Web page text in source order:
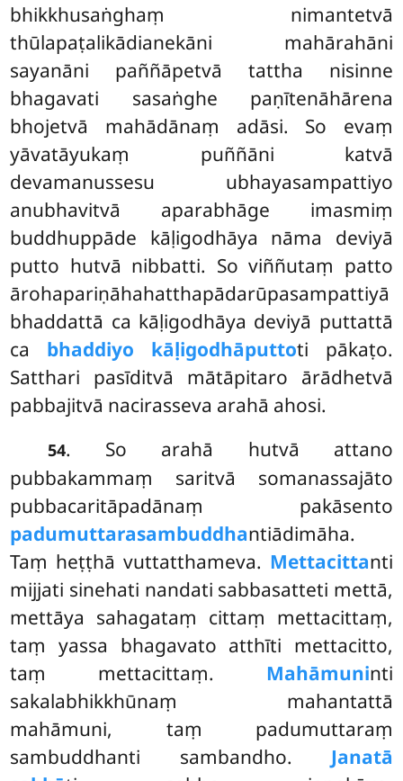
bhikkhusaṅghaṃ nimantetvā
thūlapaṭalikādianekāni mahārahāni
sayanāni paññāpetvā tattha nisinne
bhagavati sasaṅghe paṇītenāhārena
bhojetvā mahādānaṃ adāsi. So evaṃ
yāvatāyukaṃ puññāni katvā
devamanussesu ubhayasampattiyo
anubhavitvā aparabhāge imasmiṃ
buddhuppāde kāḷigodhāya nāma deviyā
putto hutvā nibbatti. So viññutaṃ patto
ārohapariṇāhahatthapādarūpasampattiyā
bhaddattā ca kāḷigodhāya deviyā puttattā
ca bhaddiyo kāḷigodhāputtoti pākaṭo.
Satthari pasīditvā mātāpitaro ārādhetvā
pabbajitvā nacirasseva arahā ahosi.
54. So arahā hutvā attano
pubbakammaṃ saritvā somanassajāto
pubbacaritāpadānaṃ pakāsento
padumuttarasambuddhantiādimāha.
Taṃ heṭṭhā vuttatthameva. Mettacittanti
mijjati sinehati nandati sabbasatteti mettā,
mettāya sahagataṃ cittaṃ mettacittaṃ,
taṃ yassa bhagavato atthīti mettacitto,
taṃ mettacittaṃ. Mahāmuninti
sakalabhikkhūnaṃ mahantattā
mahāmuni, taṃ padumuttaraṃ
sambuddhanti sambandho. Janatā